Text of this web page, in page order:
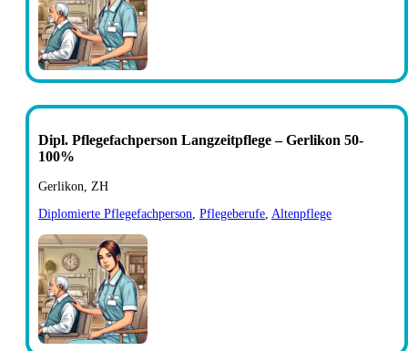
Dipl. Pflegefachperson Langzeitpflege – Gerlikon 50-
100%
Gerlikon, ZH
Diplomierte Pflegefachperson, Pflegeberufe, Altenpflege